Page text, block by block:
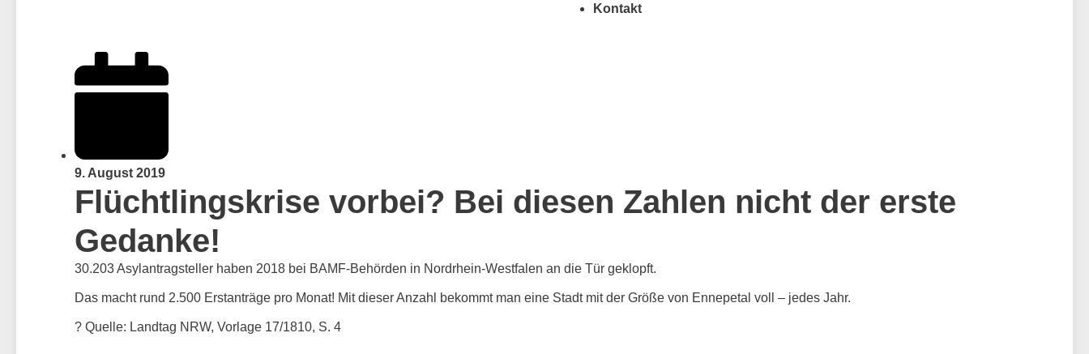
Kontakt
9. August 2019
Flüchtlingskrise vorbei? Bei diesen Zahlen nicht der erste
Gedanke!
30.203 Asylantragsteller haben 2018 bei BAMF-Behörden in Nordrhein-Westfalen an die Tür geklopft.
Das macht rund 2.500 Erstanträge pro Monat! Mit dieser Anzahl bekommt man eine Stadt mit der Größe von Ennepetal voll – jedes Jahr.
? Quelle: Landtag NRW, Vorlage 17/1810, S. 4